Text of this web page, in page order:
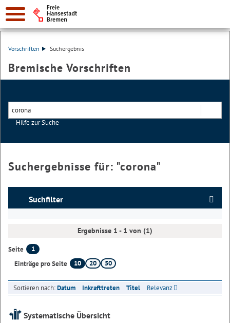
Vorschriften Suchergebnis
Bremische Vorschriften
Hilfe zur Suche
Suchergebnisse für: "corona"
Suchfilter
Ergebnisse 1 - 1 von (1)
Seite
1
Einträge pro Seite
10 20 50
Sortieren nach:Datum Inkrafttreten Titel Relevanz
Systematische Übersicht